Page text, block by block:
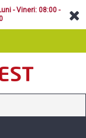
- Vineri: 08:00 -